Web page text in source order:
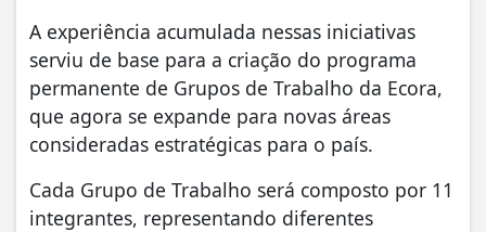
A experiência acumulada nessas iniciativas
serviu de base para a criação do programa
permanente de Grupos de Trabalho da Ecora,
que agora se expande para novas áreas
consideradas estratégicas para o país.
Cada Grupo de Trabalho será composto por 11
integrantes, representando diferentes